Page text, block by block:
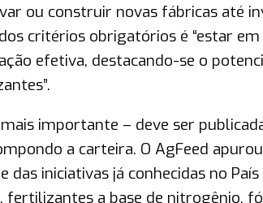
ou construir novas fábricas até
critérios obrigatórios é “estar em
efetiva, destacando-se o
importante – deve ser
a carteira. O AgFeed
iniciativas já conhecidas no
fertilizantes a base de nitrogênio,